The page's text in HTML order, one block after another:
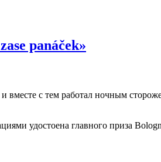
panáček»
вместе с тем работал ночным
удостоена главного приза